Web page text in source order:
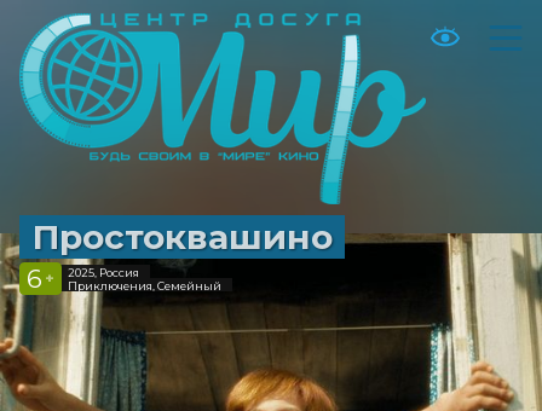
Простоквашино
6 +
2025, Россия
Приключения, Семейный